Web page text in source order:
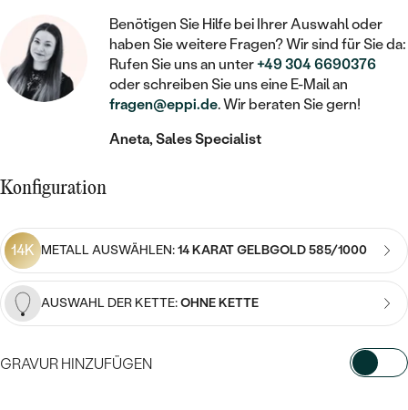
IM SET
GÜNSTIG
LUXURIÖSE
LAB GROWN DIAMANTEN ZUM
EINFASSEN
FARBIGE DIAMANTEN ZUM EINFASSEN
MIT DIAMANT
MIT LAB GROWN DIAMANT
MIT MOISSANIT
MIT FARBIGEN DIAMANTEN
MIT SCHWARZEN DIAMANTEN
SCHMUCK FÜR KINDER
BROSCHEN
SCHMUCKZUBEHÖR
NACH MATERIAL
SILBER
PLATIN
NACH STEIN
PIERCINGS
MIT EDELSTEIN
PERLENOHRRINGE
NACH PREIS
MEDAILLON
KETTEN
HERZKETTEN
MIT DIAMANT
MIT EDELSTEIN
SIEGELRINGE
PERSONALISIERT
NACH EDELSTEIN
MIT DIAMANT
MIT EDELSTEIN
PERLENRINGE
PREISWERTE
Benötigen Sie Hilfe bei Ihrer Auswahl oder
haben Sie weitere Fragen? Wir sind für Sie da:
Rufen Sie uns an unter+49 304 6690376
oder schreiben Sie uns eine E-Mail an
fragen@eppi.de. Wir beraten Sie gern!
Aneta, Sales Specialist
Konfiguration
14K METALL AUSWÄHLEN:14 KARAT GELBGOLD 585/1000
AUSWAHL DER KETTE:OHNE KETTE
GRAVUR HINZUFÜGEN